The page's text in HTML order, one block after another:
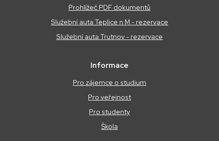
Prohlížeč PDF dokumentů
Služební auta Teplice n M - rezervace
Služební auta Trutnov - rezervace
Informace
Pro zájemce o studium
Pro veřejnost
Pro studenty
Škola